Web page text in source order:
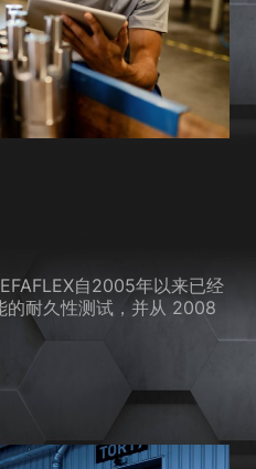
自2005年以来已经
的耐久性测试，并从 2008